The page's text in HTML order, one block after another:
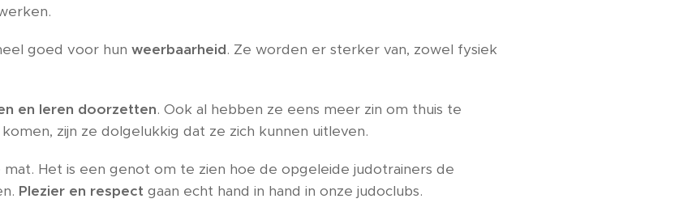
goed voor hun weerbaarheid. Ze worden er sterker van, zowel fysiek
en leren doorzetten. Ook al hebben ze eens meer zin om thuis te
zijn ze dolgelukkig dat ze zich kunnen uitleven.
mat. Het is een genot om te zien hoe de opgeleide judotrainers de
Plezier en respect gaan echt hand in hand in onze judoclubs.